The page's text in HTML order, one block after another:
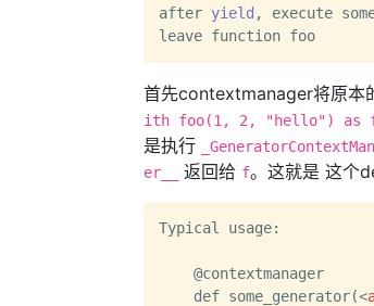
after yield , execute
首先contextmanager将原本
ith foo(1, 2, "hello") as
是执行
er__
返回给 f。这就是 这个
Typical usage:
    @contextmanager
    def some_generator(
<